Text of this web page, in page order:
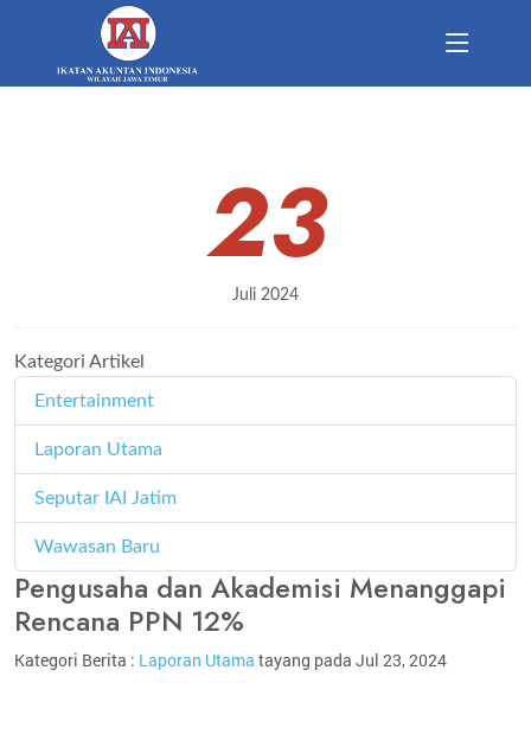
23
Juli 2024
Kategori Artikel
Entertainment
Laporan Utama
Seputar IAI Jatim
Wawasan Baru
Pengusaha dan Akademisi Menanggapi
Rencana PPN 12%
Kategori Berita : Laporan Utama tayang pada Jul 23, 2024